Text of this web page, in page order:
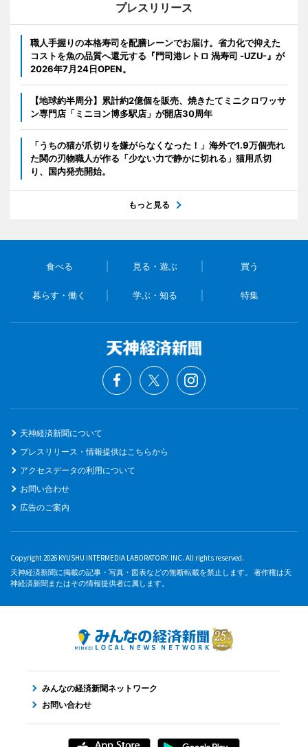
プレスリリース
職人手握りの本格寿司を配膳レーンでお届け。省力化で抑えた
コストを魚の品質へ還元する『門司港レトロ 渦寿司 -UZU-』が
2026年7月24日OPEN。
【地球約半周分】累計約2億個を販売、焼きたてミニクロワッサ
ン専門店「ミニヨン博多駅店」が開店30周年
「うちの猫が爪切りを嫌がらなくなった！」海外で1.9万個売れ
た関の刃物職人が作る「少ない力で静かに切れる」猫用爪切
り、国内発売開始。
もっと見る
食べる 見る・遊ぶ 買う
暮らす・働く 学ぶ・知る 特集
天神経済新聞について
プレスリリース・情報提供はこちらから
アクセスデータの利用について
お問い合わせ
広告のご案内
Copyright 2026 KYUSHU INTERMEDIA LABORATORY. INC. All rights reserved.
天神経済新聞に掲載の記事・写真・図表などの無断転載を禁止します。 著作権は天
神経済新聞またはその情報提供者に属します。
みんなの経済新聞ネットワーク
お問い合わせ